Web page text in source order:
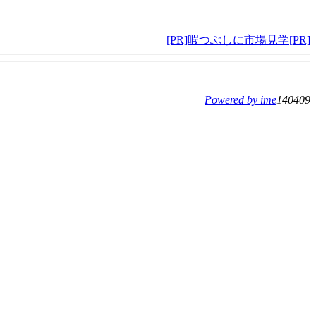
[PR]暇つぶしに市場見学[PR]
Powered by ime140409